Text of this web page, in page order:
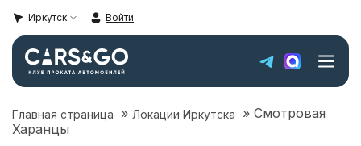
Иркутск Войти
Автопарк
Главная страница » Локации Иркутска » Смотровая
Харанцы